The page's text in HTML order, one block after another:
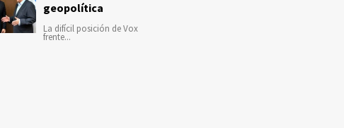
geopolítica
La difícil posición de Vox
frente...